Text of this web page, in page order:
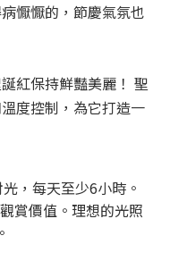
懨懨的，節慶氣氛也
紅保持鮮豔美麗！ 聖
度控制，為它打造一
，每天至少6小時。
賞價值。理想的光照